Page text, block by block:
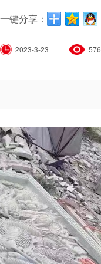
一键分享：
2023-3-23 576